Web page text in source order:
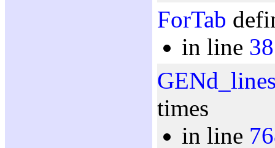
ForTab
in line
times
in line